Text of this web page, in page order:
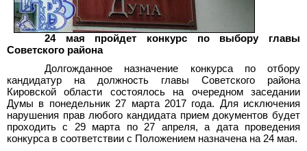
24 мая пройдет конкурс по выбору главы
Советского района
Долгожданное назначение конкурса по отбору
кандидатур на должность главы Советского района
Кировской области состоялось на очередном заседании
Думы в понедельник 27 марта 2017 года. Для исключения
нарушения прав любого кандидата прием документов будет
проходить с 29 марта по 27 апреля, а дата проведения
конкурса в соответствии с Положением назначена на 24 мая.